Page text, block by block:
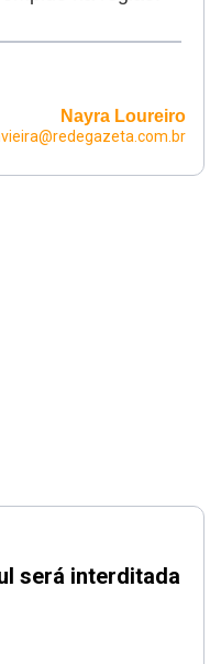
Nayra Loureiro
será interditada